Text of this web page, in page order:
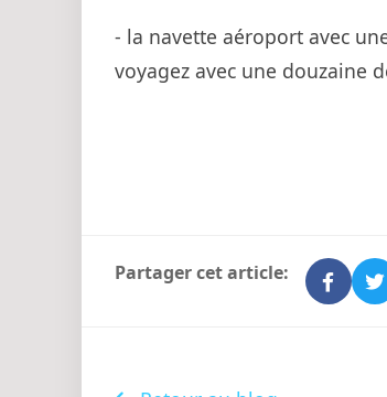
- la navette aéroport avec
voyagez avec une douzaine
Partager cet article: